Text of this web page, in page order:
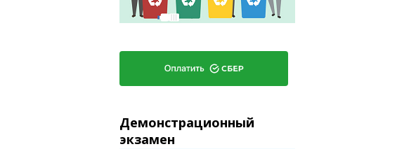
Демонстрационный
экзамен